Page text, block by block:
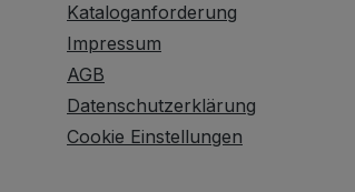
Kataloganforderung
Impressum
AGB
Datenschutzerklärung
Cookie Einstellungen